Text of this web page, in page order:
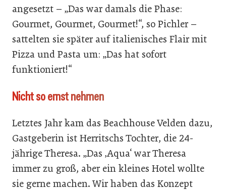
angesetzt – „Das war damals die Phase:
Gourmet, Gourmet, Gourmet!“, so Pichler –
sattelten sie später auf italienisches Flair mit
Pizza und Pasta um: „Das hat sofort
funktioniert!“
Nicht so ernst nehmen
Letztes Jahr kam das Beachhouse Velden dazu,
Gastgeberin ist Herritschs Tochter, die 24-
jährige Theresa. „Das ‚Aqua‘ war Theresa
immer zu groß, aber ein kleines Hotel wollte
sie gerne machen. Wir haben das Konzept